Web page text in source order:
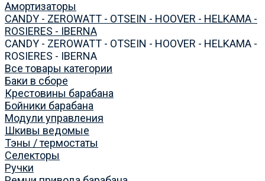
Амортизаторы
CANDY - ZEROWATT - OTSEIN - HOOVER - HELKAMA -
ROSIERES - IBERNA
CANDY - ZEROWATT - OTSEIN - HOOVER - HELKAMA -
ROSIERES - IBERNA
Все товары категории
Баки в сборе
Крестовины барабана
Бойники барабана
Модули управления
Шкивы ведомые
Тэны / термостаты
Селекторы
Ручки